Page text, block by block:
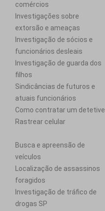
comércios
Investigações sobre
extorsão e ameaças
Investigação de sócios e
funcionários desleais
Investigação de guarda dos
filhos
Sindicâncias de futuros e
atuais funcionários
Como contratar um detetive
Rastrear celular
Busca e apreensão de
veículos
Localização de assassinos
foragidos
Investigação de tráfico de
drogas SP